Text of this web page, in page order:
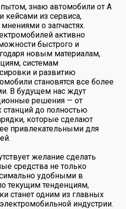
знаю автомобили от А
из сервиса,
о запчастях.
активно
быстрого и
новым материалам,
системам
и развитию
становятся все более
В будущем нас ждут
решения — от
до полностью
которые сделают
привлекательными для
желание сделать
средства не только
удобными в
текущим тенденциям,
станет одним из главных
индустрии.